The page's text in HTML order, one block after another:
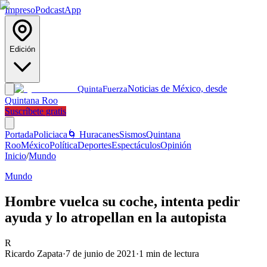
ImpresoPodcastApp
Edición
QuintaFuerzaNoticias de México, desde
Quintana Roo
Suscríbete gratis
PortadaPoliciaca 🌀 HuracanesSismosQuintana
RooMéxicoPolíticaDeportesEspectáculosOpinión
Inicio/Mundo
Mundo
Hombre vuelca su coche, intenta pedir
ayuda y lo atropellan en la autopista
R
Ricardo Zapata·7 de junio de 2021 ·1 min de lectura